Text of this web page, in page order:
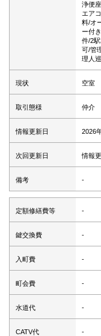
浄便
エア
料/オ
ー付
件/2
可/管
理人
現状 空室
取引態様 仲介
情報更新日 2026
次回更新日 情報
備考 -
定額修繕費等 -
鍵交換費 -
入町費 -
町会費 -
水道代 -
CATV代 -